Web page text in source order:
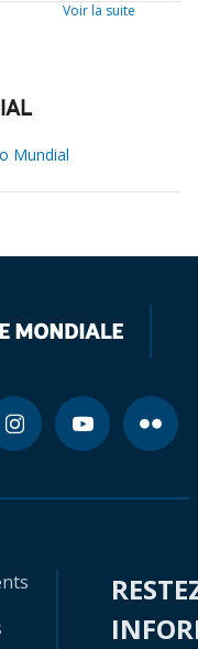
Voir la suite
Mundial